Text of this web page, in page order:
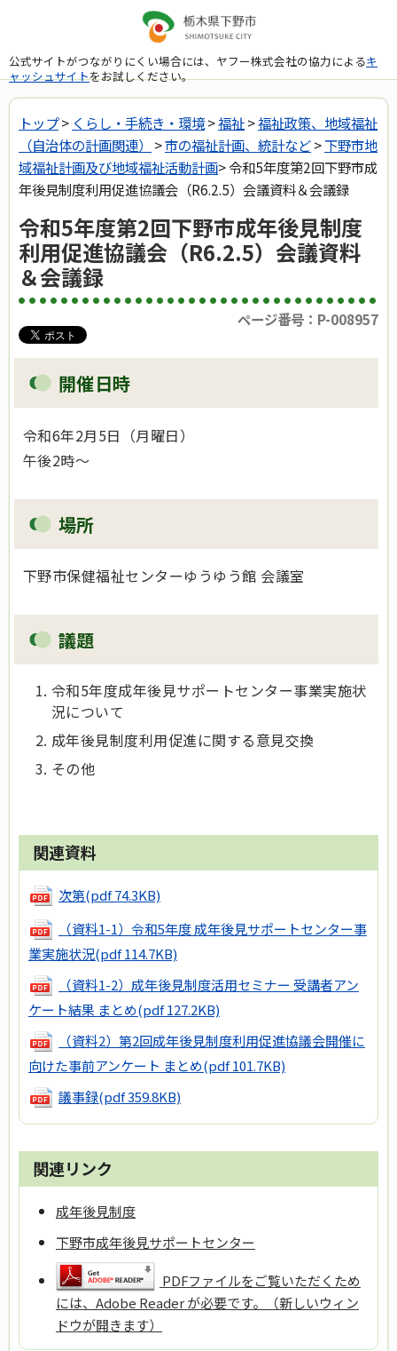
公式サイトがつながりにくい場合には、ヤフー株式会社の協力によるキ
ャッシュサイトをお試しください。
トップ> くらし・手続き・環境>福祉>福祉政策、地域福祉
（自治体の計画関連）
>市の福祉計画、統計など>下野市地
域福祉計画及び地域福祉活動計画> 令和5年度第2回下野市成
年後見制度利用促進協議会（R6.2.5）会議資料＆会議録
令和5年度第2回下野市成年後見制度
利用促進協議会（R6.2.5）会議資料
＆会議録
ページ番号：P-008957
開催日時
令和6年2月5日（月曜日）
午後2時～
場所
下野市保健福祉センターゆうゆう館 会議室
議題
令和5年度成年後見サポートセンター事業実施状
況について
成年後見制度利用促進に関する意見交換
その他
関連資料
次第(pdf 74.3KB)
（資料1-1）令和5年度 成年後見サポートセンター事
業実施状況(pdf 114.7KB)
（資料1-2）成年後見制度活用セミナー 受講者アン
ケート結果 まとめ(pdf 127.2KB)
（資料2）第2回成年後見制度利用促進協議会開催に
向けた事前アンケート まとめ(pdf 101.7KB)
議事録(pdf 359.8KB)
関連リンク
成年後見制度
下野市成年後見サポートセンター
PDFファイルをご覧いただくため
には、Adobe Reader が必要です。（新しいウィン
ドウが開きます）